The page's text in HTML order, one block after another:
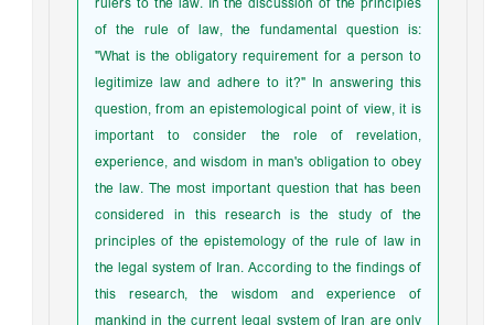
of the rule of law, the fundamental question is:
"What is the obligatory requirement for a person to
legitimize law and adhere to it?" In answering this
question, from an epistemological point of view, it is
important to consider the role of revelation,
experience, and wisdom in man's obligation to obey
the law. The most important question that has been
considered in this research is the study of the
principles of the epistemology of the rule of law in
the legal system of Iran. According to the findings of
this research, the wisdom and experience of